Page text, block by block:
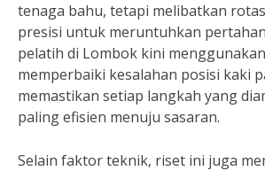
tenaga bahu, tetapi melibatkan
presisi untuk meruntuhkan
pelatih di Lombok kini
memperbaiki kesalahan posisi kaki
memastikan setiap langkah yang
paling efisien menuju sasaran.
Selain faktor teknik, riset ini juga